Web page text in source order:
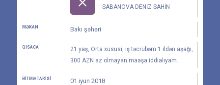
SABANOVA DENIZ SAHIN
MƏKAN Bakı şəhəri
QISACA
21 yaş, Orta xüsusi, iş təcrübəm 1 ildən aşağı,
300 AZN az olmayan maaşa iddialıyam.
BITMƏ TARIXI 01 iyun 2018